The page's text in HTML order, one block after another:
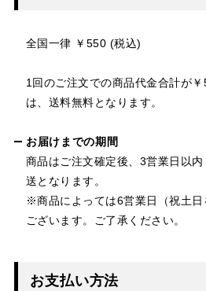
全国一律 ￥550 (税込)
1回のご注文での商品代金合計が
は、送料無料となります。
お届けまでの期間
商品はご注文確定後、3営業日以
送となります。
※商品によっては6営業日（祝土
ございます。ご了承ください。
お支払い方法